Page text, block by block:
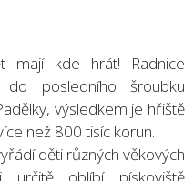
mají kde hrát! Radnice
posledního šroubku
výsledkem je hřiště
než 800 tisíc korun.
děti různých věkových
určitě oblíbí pískoviště